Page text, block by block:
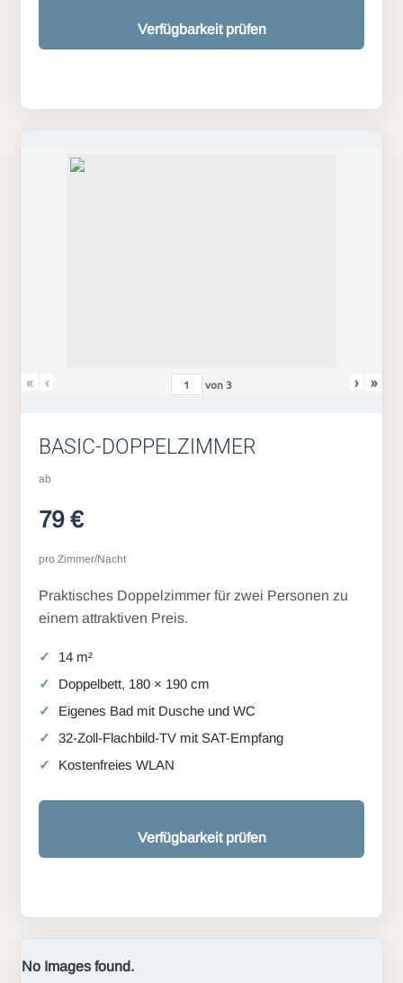
Verfügbarkeit prüfen
« ‹ von3 › »
BASIC-DOPPELZIMMER
ab
79 €
pro Zimmer/Nacht
Praktisches Doppelzimmer für zwei Personen zu
einem attraktiven Preis.
14 m²
Doppelbett, 180 × 190 cm
Eigenes Bad mit Dusche und WC
32-Zoll-Flachbild-TV mit SAT-Empfang
Kostenfreies WLAN
Verfügbarkeit prüfen
No Images found.